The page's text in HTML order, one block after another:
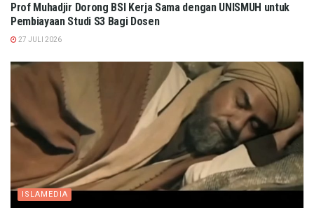
Prof Muhadjir Dorong BSI Kerja Sama dengan UNISMUH untuk
Pembiayaan Studi S3 Bagi Dosen
27 JULI 2026
ISLAMEDIA